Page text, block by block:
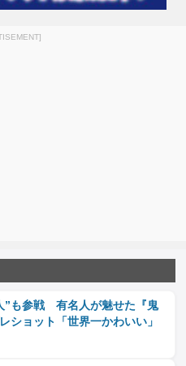
”も参戦 有名人が魅せた『鬼
ショット「世界一かわいい」